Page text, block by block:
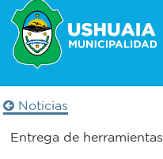
Boletín
Gobierno
Noticias
Entrega de herramientas